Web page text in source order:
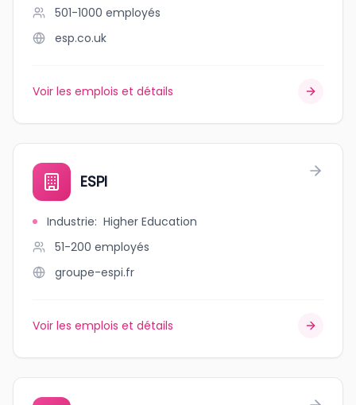
501-1000 employés
esp.co.uk
Voir les emplois et détails
ESPI
Industrie: Higher Education
51-200 employés
groupe-espi.fr
Voir les emplois et détails